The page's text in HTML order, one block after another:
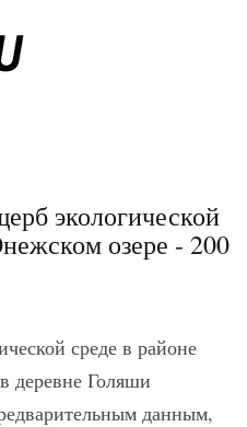
экологической
озере - 200
среде в районе
деревне Голяши
данным,